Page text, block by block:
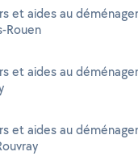
et aides au
Rouen
et aides au
et aides au